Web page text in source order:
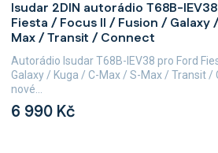
Isudar 2DIN autorádio T68B-
Fiesta / Focus II / Fusion / Galaxy
Max / Transit / Connect
hodnocení
produktu
je
5,0
z
5
6 990 Kč
Autorádio Isudar T68B-IEV38 pro Ford
Galaxy / Kuga / C-Max / S-Max / Transit /
nové...